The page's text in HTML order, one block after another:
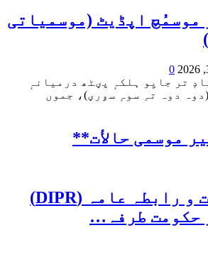
موسمُچ اپڈیٹ (موسمیاتی
0
زیٛادٕ تر جایِو ہلکہٕ پؠٹھ درمیانہٕ
دوہ تہِ سوہٕ سۅرؠ)، جموں
موسمی حالأت**
محکمہ اطلاعات و رابطہ عامہ (DIPR)
حکومت طرفہ…